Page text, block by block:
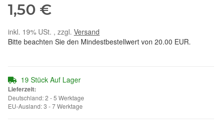
1,50 €
inkl. 19% USt. , zzgl. Versand
Bitte beachten Sie den Mindestbestellwert von 20.00 EUR.
19 Stück Auf Lager
Lieferzeit:
Deutschland: 2 - 5 Werktage
EU-Ausland: 3 - 7 Werktage